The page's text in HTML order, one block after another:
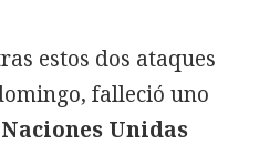
estos dos ataques
falleció uno
Unidas